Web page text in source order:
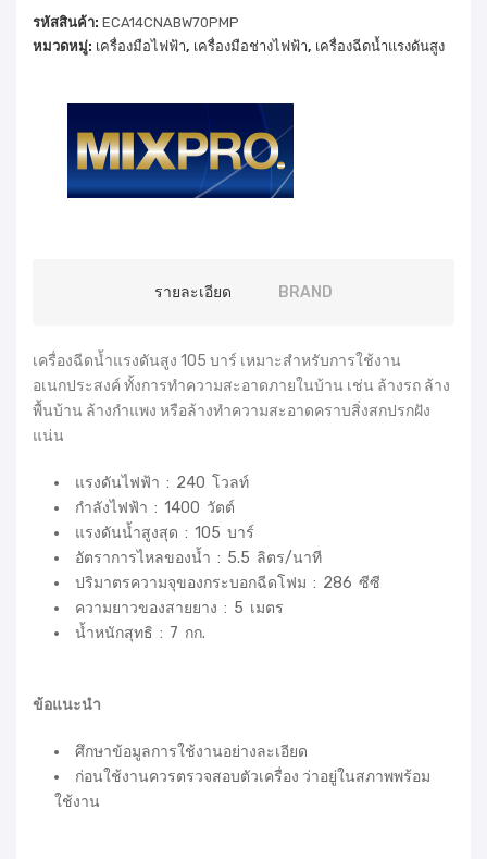
รหัสสินค้า: ECA14CNABW70PMP
หมวดหมู่: เครื่องมือไฟฟ้า, เครื่องมือช่างไฟฟ้า, เครื่องฉีดน้ำแรงดันสูง
รายละเอียด BRAND
เครื่องฉีดน้ำแรงดันสูง 105 บาร์ เหมาะสำหรับการใช้งาน
อเนกประสงค์ ทั้งการทำความสะอาดภายในบ้าน เช่น ล้างรถ ล้าง
พื้นบ้าน ล้างกำแพง หรือล้างทำความสะอาดคราบสิ่งสกปรกฝัง
แน่น
แรงดันไฟฟ้า : 240 โวลท์
กำลังไฟฟ้า : 1400 วัตต์
แรงดันน้ำสูงสุด : 105 บาร์
อัตราการไหลของน้ำ : 5.5 ลิตร/นาที
ปริมาตรความจุของกระบอกฉีดโฟม : 286 ซีซี
ความยาวของสายยาง : 5 เมตร
น้ำหนักสุทธิ : 7 กก.
ข้อแนะนำ
ศึกษาข้อมูลการใช้งานอย่างละเอียด
ก่อนใช้งานควรตรวจสอบตัวเครื่อง ว่าอยู่ในสภาพพร้อม
ใช้งาน